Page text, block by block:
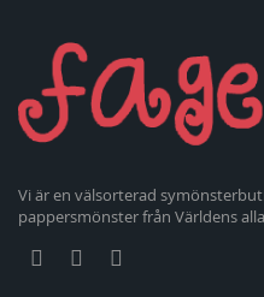
Vi är en välsorterad
pappersmönster från Världens